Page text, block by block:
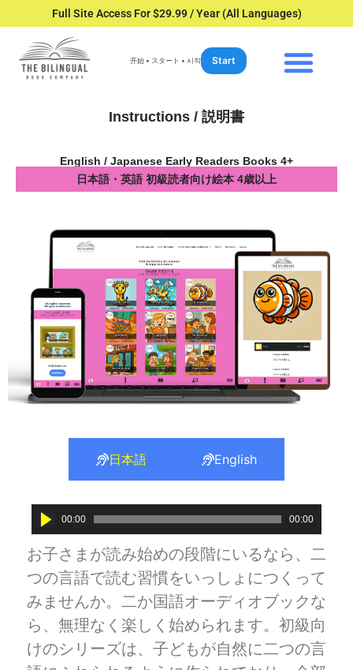
Full Site Access For $29.99 / Year (All Languages)
开始 • スタート • 시작 Start
Instructions / 説明書
English / Japanese Early Readers Books 4+
日本語・英語 初級読者向け絵本 4歳以上
日本語 English
Audio
Player
00:00 00:00
お子さまが読み始めの段階にいるなら、二
つの言語で読む習慣をいっしょにつくって
みませんか。二か国語オーディオブックな
ら、無理なく楽しく始められます。初級向
けのシリーズは、子どもが自然に二つの言